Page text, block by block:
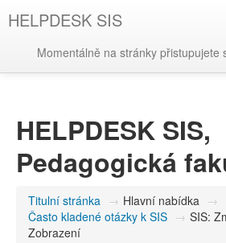
HELPDESK SIS
Momentálně na stránky přistupujete
HELPDESK SIS,
Pedagogická
Titulní stránka → Hlavní nabídka →
Často kladené otázky k SIS → SIS:
Zobrazení